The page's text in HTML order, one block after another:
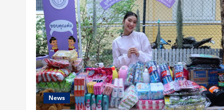
News